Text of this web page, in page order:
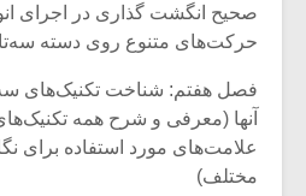
صحیح انگشت گذاری در اجرای
حرکت‌های متنوع روی دسته
فصل هفتم: شناخت تکنیک‌های
آنها (معرفی و شرح همه
علامت‌های مورد استفاده برای
مختلف)